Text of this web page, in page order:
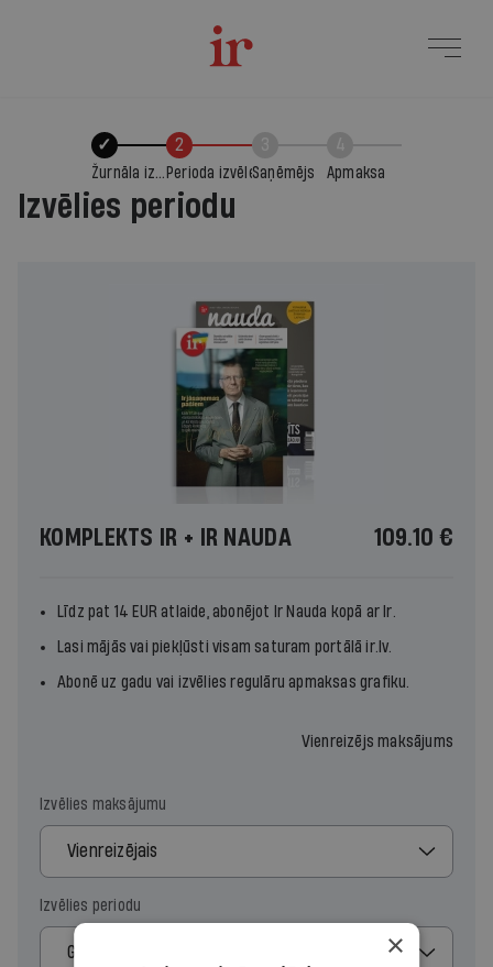
✓
Žurnāla izvēle
2
Perioda izvēleSaņēmējs Apmaksa
Izvēlies periodu
KOMPLEKTS IR + IR NAUDA 109.10 €
Līdz pat 14 EUR atlaide, abonējot Ir Nauda kopā ar Ir.
Lasi mājās vai piekļūsti visam saturam portālā ir.lv.
Abonē uz gadu vai izvēlies regulāru apmaksas grafiku.
Vienreizējs maksājums
Izvēlies maksājumu
Vienreizējais
Izvēlies periodu
Gads ×